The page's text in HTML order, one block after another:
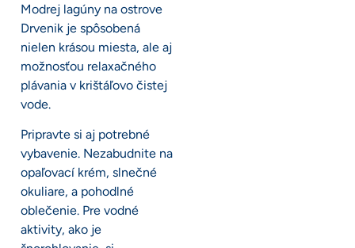
Modrej lagúny na ostrove
Drvenik je spôsobená
nielen krásou miesta, ale aj
možnosťou relaxačného
plávania v krištáľovo čistej
vode.
Pripravte si aj potrebné
vybavenie. Nezabudnite na
opaľovací krém, slnečné
okuliare, a pohodlné
oblečenie. Pre vodné
aktivity, ako je